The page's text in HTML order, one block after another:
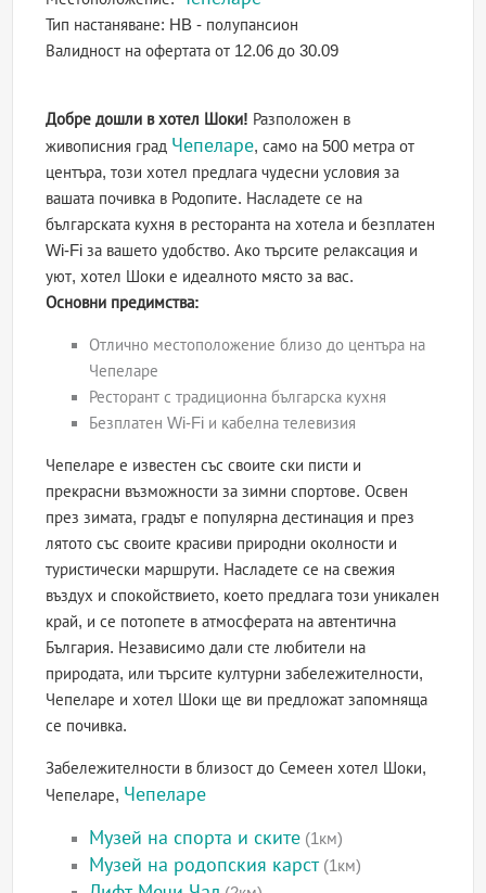
Тип настаняване: HB - полупансион
Валидност на офертатаот 12.06 до 30.09
Добре дошли в хотел Шоки! Разположен в
живописния град Чепеларе, само на 500 метра от
центъра, този хотел предлага чудесни условия за
вашата почивка в Родопите. Насладете се на
българската кухня в ресторанта на хотела и безплатен
Wi-Fi за вашето удобство. Ако търсите релаксация и
уют, хотел Шоки е идеалното място за вас.
Основни предимства:
Отлично местоположение близо до центъра на
Чепеларе
Ресторант с традиционна българска кухня
Безплатен Wi-Fi и кабелна телевизия
Чепеларе е известен със своите ски писти и
прекрасни възможности за зимни спортове. Освен
през зимата, градът е популярна дестинация и през
лятото със своите красиви природни околности и
туристически маршрути. Насладете се на свежия
въздух и спокойствието, което предлага този уникален
край, и се потопете в атмосферата на автентична
България. Независимо дали сте любители на
природата, или търсите културни забележителности,
Чепеларе и хотел Шоки ще ви предложат запомняща
се почивка.
Забележителности в близост до Семеен хотел Шоки,
Чепеларе, Чепеларе
Музей на спорта и ските (1км)
Музей на родопския карст(1км)